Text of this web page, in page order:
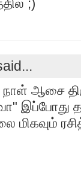
;)
நாள் ஆசை
இப்போது
மிகவும்